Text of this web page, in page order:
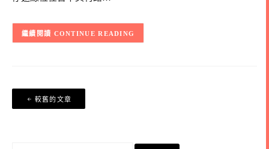
CONTINUE READING
文
章
較舊的文章